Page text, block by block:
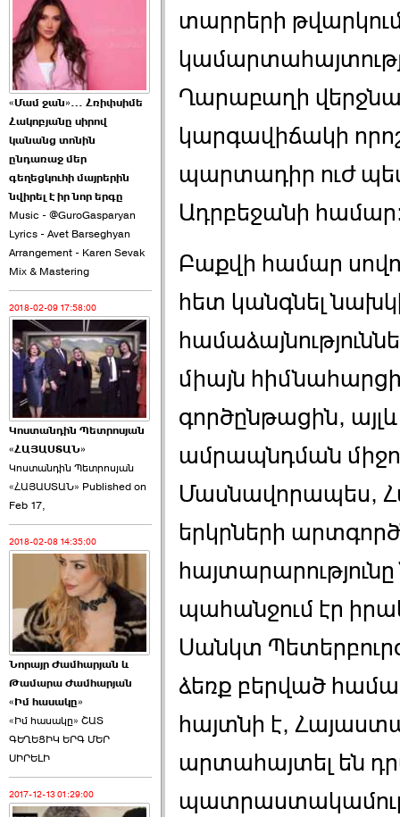
2026-06-10 22:55:00
Ուշքի չենք գալիս այն
խայտառակ ›››
2026-06-09 15:05:00
Ծառուկյանի փեսան
վնասել է ›››
2026-06-09 07:11:00
Այս ընդդիմությունը
կվերցնի ›››
2026-06-09 00:41:00
Որպես ընդդիմադիր
ընտրող՝ ›››
«Մամ ջան»… Հռիփսիմե
Հակոբյանը սիրով
կանանց տոնին
ընդառաջ մեր
գեղեցկուհի մայրերին
նվիրել է իր նոր երգը
Music - @GuroGasparyan
Lyrics - Avet Barseghyan
Arrangement - Karen Sevak
Mix & Mastering
2018-02-09 17:58:00
Կոստանդին Պետրոսյան
«ՀԱՅԱՍՏԱՆ»
Կոստանդին Պետրոսյան
«ՀԱՅԱՍՏԱՆ» Published on
Feb 17,
2018-02-08 14:35:00
Նորայր Ժամհարյան և
Թամարա Ժամհարյան
«Իմ հասակը»
«Իմ հասակը» ՇԱՏ
ԳԵՂԵՑԻԿ ԵՐԳ ՄԵՐ
ՍԻՐԵԼԻ
2017-12-13 01:29:00
տարրերի
Ղարաբաղի
կարգավիճակի
պարտադիր ուժ
Ադրբեջանի
Բաքվի համար
հետ կանգնել
միայն
գործընթացին,
ամրապնդման
Մասնավորապես,
երկրների
պահանջում էր
Սանկտ
ձեռք բերված
հայտնի է,
արտահայտել են